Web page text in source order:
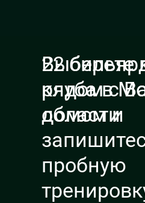
Заказать
Выберете
рядом с
домом и
пробную
22
клуба в
области